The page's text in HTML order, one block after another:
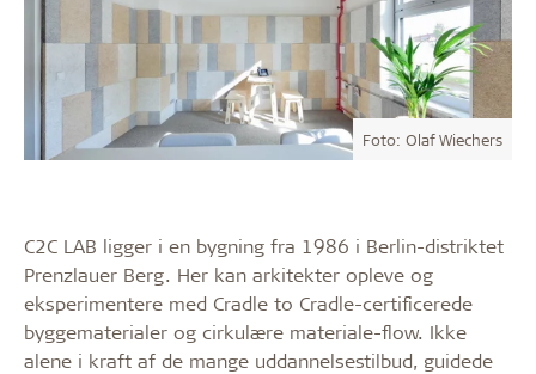
Foto: Olaf Wiechers
C2C LAB ligger i en bygning fra 1986 i Berlin-distriktet
Prenzlauer Berg. Her kan arkitekter opleve og
eksperimentere med Cradle to Cradle-certificerede
byggematerialer og cirkulære materiale-flow. Ikke
alene i kraft af de mange uddannelsestilbud, guidede